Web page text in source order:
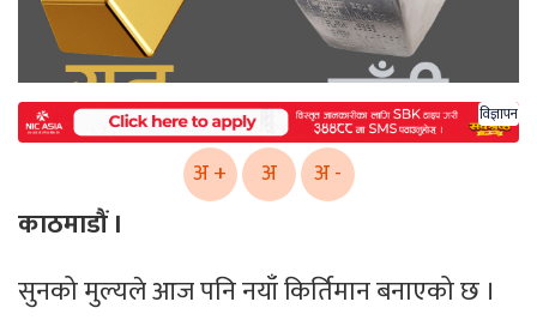
विज्ञापन
अ + अ अ -
काठमाडौं ।
सुनको मुल्यले आज पनि नयाँ किर्तिमान बनाएको छ ।